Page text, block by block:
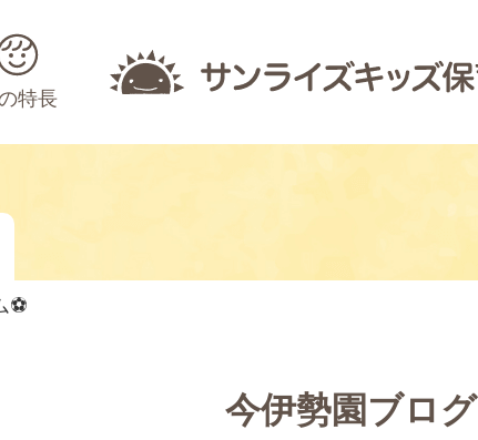
特長
⚽
今伊勢園ブログ